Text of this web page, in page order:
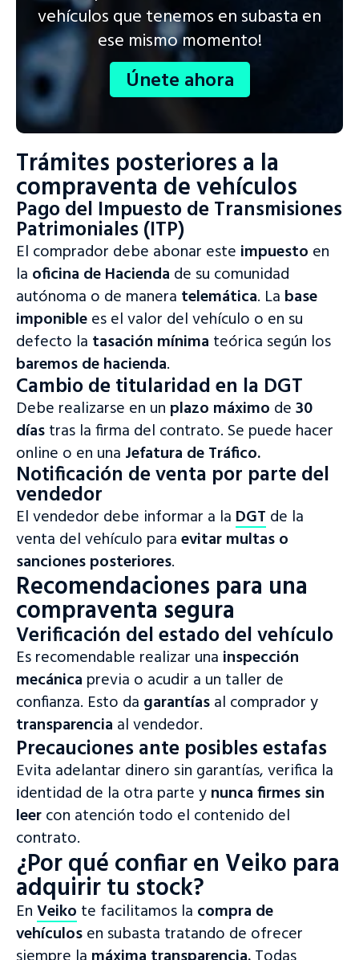
vehículos que tenemos en subasta en
ese mismo momento!
Únete ahora
Trámites posteriores a la
compraventa de vehículos
Pago del Impuesto de Transmisiones
Patrimoniales (ITP)
El comprador debe abonar este impuesto en
la oficina de Hacienda de su comunidad
autónoma o de manera telemática. La base
imponiblees el valor del vehículo o en su
defecto la tasación mínima teórica según los
baremos de hacienda.
Cambio de titularidad en la DGT
Debe realizarse en un plazo máximo de30
díastras la firma del contrato. Se puede hacer
online o en una Jefatura de Tráfico.
Notificación de venta por parte del
vendedor
El vendedor debe informar a la DGT de la
venta del vehículo paraevitar multas o
sanciones posteriores.
Recomendaciones para una
compraventa segura
Verificación del estado del vehículo
Es recomendable realizar una inspección
mecánica previa o acudir a un taller de
confianza. Esto da garantíasal comprador y
transparencia al vendedor.
Precauciones ante posibles estafas
Evita adelantar dinero sin garantías, verifica la
identidad de la otra parte ynunca firmes sin
leercon atención todo el contenido del
contrato.
¿Por qué confiar en Veiko para
adquirir tu stock?
EnVeiko te facilitamos la compra de
vehículosen subasta tratando de ofrecer